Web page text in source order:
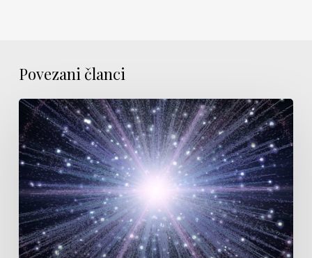
Povezani članci
Neograničeno
znanje